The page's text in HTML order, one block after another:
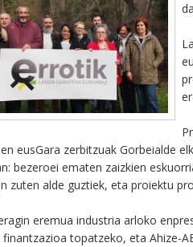
eusGara zerbitzuak Gorbeialde
bezeroei ematen zaizkien
zuten alde guztiek, eta proiektu
eremua industria arloko
topatzeko, eta Ahize-